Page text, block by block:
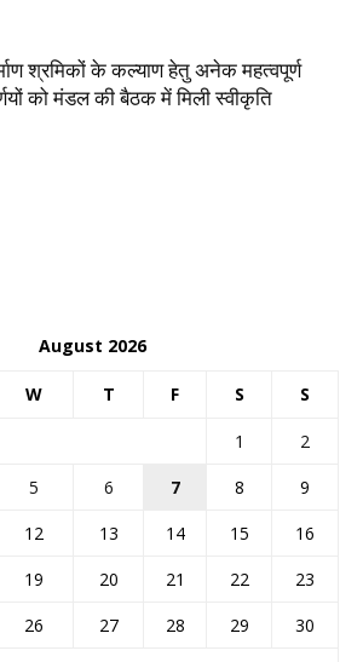
श्रमिकों के कल्याण हेतु अनेक महत्वपूर्ण
को मंडल की बैठक में मिली स्वीकृति
August 2026
W T F S S
1
2
5 6 7 8
9
12 13 14 15
16
19 20 21 22
23
26 27 28 29
30